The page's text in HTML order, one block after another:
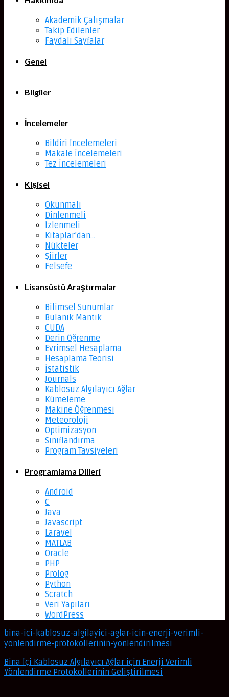
Akademik Çalışmalar
Takip Edilenler
Faydalı Sayfalar
Genel
Bilgiler
İncelemeler
Bildiri İncelemeleri
Makale İncelemeleri
Tez İncelemeleri
Kişisel
Okunmalı
Dinlenmeli
İzlenmeli
Kitaplar’dan…
Nükteler
Şiirler
Felsefe
Lisansüstü Araştırmalar
Bilimsel Sunumlar
Bulanık Mantık
CUDA
Derin Öğrenme
Evrimsel Hesaplama
Hesaplama Teorisi
İstatistik
Journals
Kablosuz Algılayıcı Ağlar
Kümeleme
Makine Öğrenmesi
Meteoroloji
Optimizasyon
Sınıflandırma
Program Tavsiyeleri
Programlama Dilleri
Android
C
Java
Javascript
Laravel
MATLAB
Oracle
PHP
Prolog
Python
Scratch
Veri Yapıları
WordPress
bina-ici-kablosuz-algilayici-aglar-icin-enerji-verimli-
yonlendirme-protokollerinin-yonlendirilmesi
Bina İçi Kablosuz Algılayıcı Ağlar için Enerji Verimli
Yönlendirme Protokollerinin Geliştirilmesi